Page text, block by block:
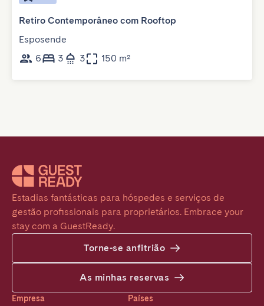
Retiro Contemporâneo com Rooftop
Esposende
6
3 3 150 m²
Estadias fantásticas para hóspedes e serviços de
gestão profissionais para proprietários. Embrace your
stay com a GuestReady.
Torne-se anfitrião
As minhas reservas
Empresa Países